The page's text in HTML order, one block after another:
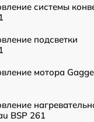
системы
подсветки
мотора
BSP 261